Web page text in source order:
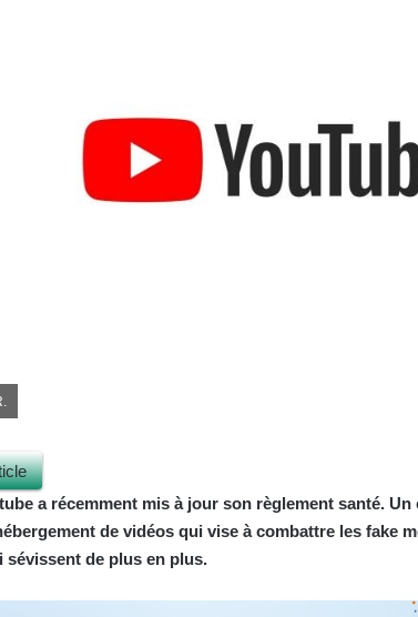
a récemment mis à jour son règlement santé.
de vidéos qui vise à combattre les fake
sévissent de plus en plus.